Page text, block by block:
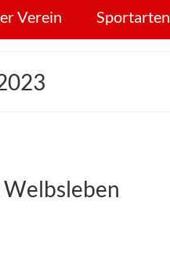
Verein Sportarten